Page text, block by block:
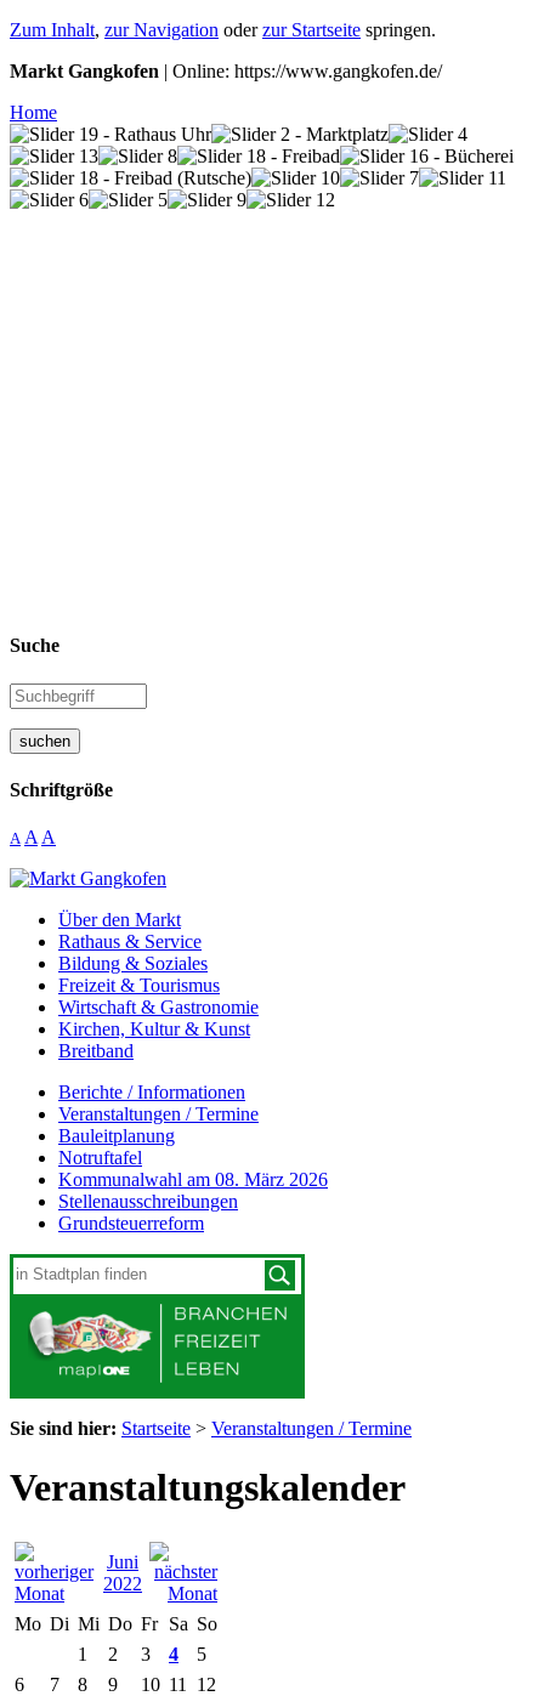
Zum Inhalt, zur Navigation oderzur Startseite springen.
Markt Gangkofen | Online: https://www.gangkofen.de/
Home
Suche
suchen
Schriftgröße
A A A
Über den Markt
Rathaus & Service
Bildung & Soziales
Freizeit & Tourismus
Wirtschaft & Gastronomie
Kirchen, Kultur & Kunst
Breitband
Berichte / Informationen
Veranstaltungen / Termine
Bauleitplanung
Notruftafel
Kommunalwahl am 08. März 2026
Stellenausschreibungen
Grundsteuerreform
Sie sind hier: Startseite > Veranstaltungen / Termine
Veranstaltungskalender
Juni
2022
Mo Di Mi Do Fr Sa So
1
2 3 4
5
6
7 8 9 10 11
12